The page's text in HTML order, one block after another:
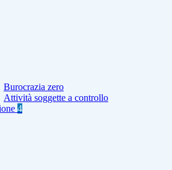
Burocrazia zero
Attività soggette a controllo
4